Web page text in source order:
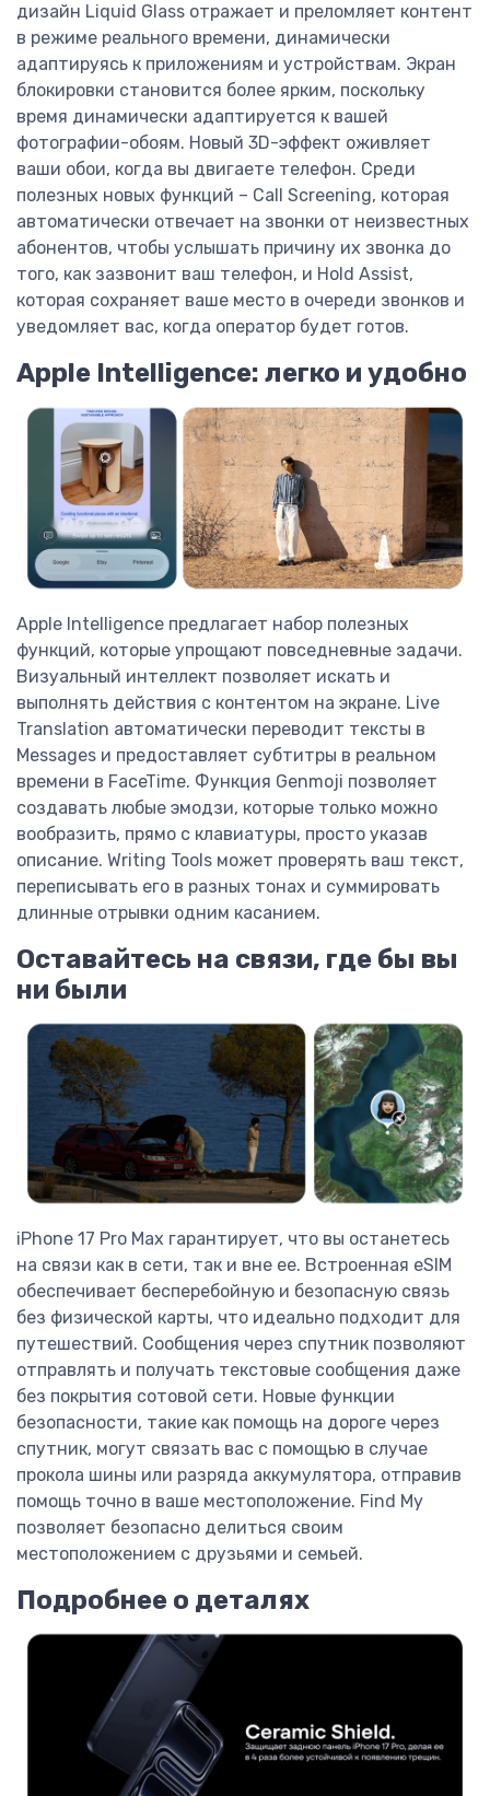
дизайн Liquid Glass отражает и преломляет контент
в режиме реального времени, динамически
адаптируясь к приложениям и устройствам. Экран
блокировки становится более ярким, поскольку
время динамически адаптируется к вашей
фотографии-обоям. Новый 3D-эффект оживляет
ваши обои, когда вы двигаете телефон. Среди
полезных новых функций – Call Screening, которая
автоматически отвечает на звонки от неизвестных
абонентов, чтобы услышать причину их звонка до
того, как зазвонит ваш телефон, и Hold Assist,
которая сохраняет ваше место в очереди звонков и
уведомляет вас, когда оператор будет готов.
Apple Intelligence: легко и удобно
Apple Intelligence предлагает набор полезных
функций, которые упрощают повседневные задачи.
Визуальный интеллект позволяет искать и
выполнять действия с контентом на экране. Live
Translation автоматически переводит тексты в
Messages и предоставляет субтитры в реальном
времени в FaceTime. Функция Genmoji позволяет
создавать любые эмодзи, которые только можно
вообразить, прямо с клавиатуры, просто указав
описание. Writing Tools может проверять ваш текст,
переписывать его в разных тонах и суммировать
длинные отрывки одним касанием.
Оставайтесь на связи, где бы вы
ни были
iPhone 17 Pro Max гарантирует, что вы останетесь
на связи как в сети, так и вне ее. Встроенная eSIM
обеспечивает бесперебойную и безопасную связь
без физической карты, что идеально подходит для
путешествий. Сообщения через спутник позволяют
отправлять и получать текстовые сообщения даже
без покрытия сотовой сети. Новые функции
безопасности, такие как помощь на дороге через
спутник, могут связать вас с помощью в случае
прокола шины или разряда аккумулятора, отправив
помощь точно в ваше местоположение. Find My
позволяет безопасно делиться своим
местоположением с друзьями и семьей.
Подробнее о деталях